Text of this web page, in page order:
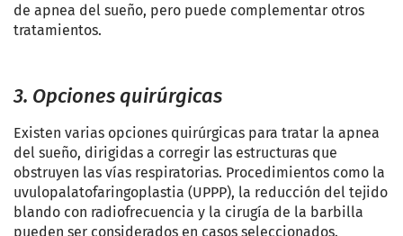
de apnea del sueño, pero puede complementar otros
tratamientos.
3. Opciones quirúrgicas
Existen varias opciones quirúrgicas para tratar la apnea
del sueño, dirigidas a corregir las estructuras que
obstruyen las vías respiratorias. Procedimientos como la
uvulopalatofaringoplastia (UPPP), la reducción del tejido
blando con radiofrecuencia y la cirugía de la barbilla
pueden ser considerados en casos seleccionados.